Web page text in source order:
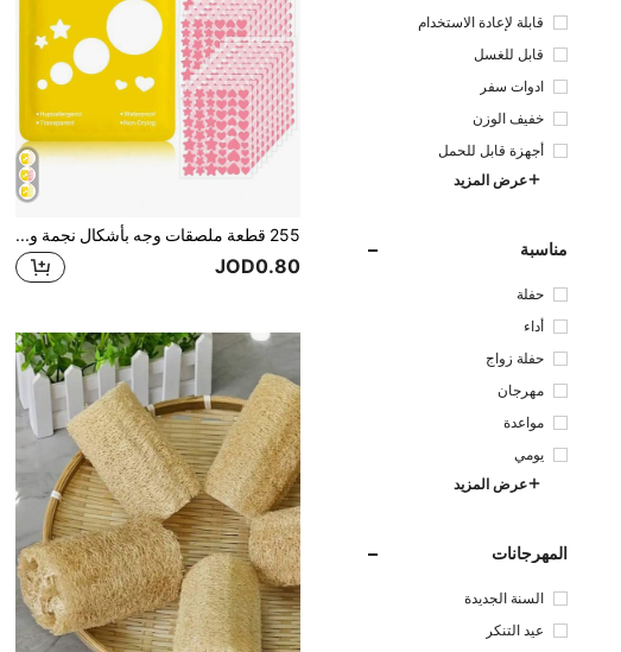
قابلة لإعادة الاستخدام
قابل للغسل
ادوات سفر
خفيف الوزن
أجهزة قابل للحمل
عرض المزيد
مناسبة
حفلة
أداء
حفلة زواج
مهرجان
مواعدة
يومي
عرض المزيد
المهرجانات
السنة الجديدة
عيد التنكر
255 قطعة ملصقات وجه بأشكال نجمة وقلب بألوان متنوعة، وردي، أسود، أبيض، أزرق، بنفسجي، أخضر، ضرورية للصور والرسم على الوجه، مناسبة للحفلات والتجمعات والأنشطة الممتعة. 102/51 ورقة
JOD0.80